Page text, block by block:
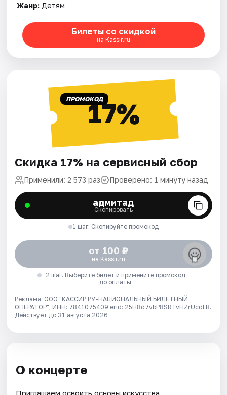
Жанр: Детям
Билеты со скидкой
на Kassir.ru
ПРОМОКОД17%
Скидка 17% на сервисный сбор
Применили: 2 573 раз Проверено: 1 минуту назад
адмитад
Скопировать
1 шаг. Скопируйте промокод
от 100 ₽
на Kassir.ru
2 шаг. Выберите билет и примените промокод
до оплаты
Реклама. ООО "КАССИР.РУ-НАЦИОНАЛЬНЫЙ БИЛЕТНЫЙ
ОПЕРАТОР", ИНН: 7841075409 erid: 25H8d7vbP8SRTvHZrUcdLB.
Действует до 31 августа 2026
О концерте
Приглашаем освоить основы искусства